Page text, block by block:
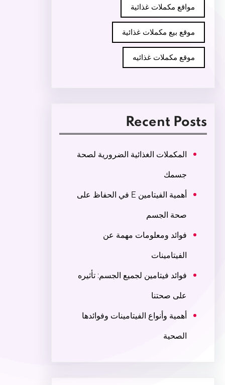
مواقع مكملات غذائية
موقع بيع مكملات غذائية
موقع مكملات غذائيه
Recent Posts
المكملات الغذائية الضرورية لصحة
جسمك
أهمية الفيتامين E في الحفاظ على
صحة الجسم
فوائد ومعلومات مهمة عن
الفيتامينات
فوائد فيتامين لجميع الجسم: تأثيره
على صحتنا
أهمية وأنواع الفيتامينات وفوائدها
الصحية